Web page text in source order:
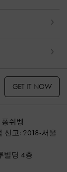
GET IT NOW
쉬벵
신고: 2018-서울
빌딩 4층